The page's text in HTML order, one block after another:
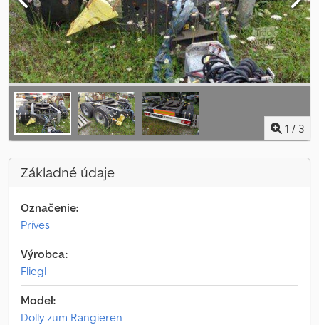
1 / 3
Základné údaje
Označenie:
Príves
Výrobca:
Fliegl
Model:
Dolly zum Rangieren